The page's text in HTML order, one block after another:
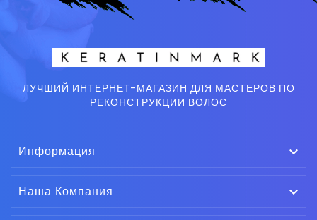
ЛУЧШИЙ ИНТЕРНЕТ-МАГАЗИН ДЛЯ МАСТЕРОВ ПО
РЕКОНСТРУКЦИИ ВОЛОС
Информация 
Наша Компания 